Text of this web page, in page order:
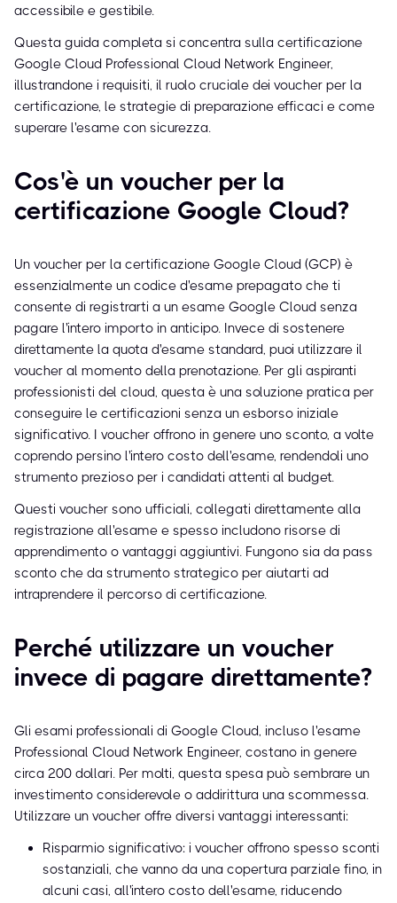
accessibile e gestibile.
Questa guida completa si concentra sulla certificazione
Google Cloud Professional Cloud Network Engineer,
illustrandone i requisiti, il ruolo cruciale dei voucher per la
certificazione, le strategie di preparazione efficaci e come
superare l'esame con sicurezza.
Cos'è un voucher per la
certificazione Google Cloud?
Un voucher per la certificazione Google Cloud (GCP) è
essenzialmente un codice d'esame prepagato che ti
consente di registrarti a un esame Google Cloud senza
pagare l'intero importo in anticipo. Invece di sostenere
direttamente la quota d'esame standard, puoi utilizzare il
voucher al momento della prenotazione. Per gli aspiranti
professionisti del cloud, questa è una soluzione pratica per
conseguire le certificazioni senza un esborso iniziale
significativo. I voucher offrono in genere uno sconto, a volte
coprendo persino l'intero costo dell'esame, rendendoli uno
strumento prezioso per i candidati attenti al budget.
Questi voucher sono ufficiali, collegati direttamente alla
registrazione all'esame e spesso includono risorse di
apprendimento o vantaggi aggiuntivi. Fungono sia da pass
sconto che da strumento strategico per aiutarti ad
intraprendere il percorso di certificazione.
Perché utilizzare un voucher
invece di pagare direttamente?
Gli esami professionali di Google Cloud, incluso l'esame
Professional Cloud Network Engineer, costano in genere
circa 200 dollari. Per molti, questa spesa può sembrare un
investimento considerevole o addirittura una scommessa.
Utilizzare un voucher offre diversi vantaggi interessanti:
Risparmio significativo: i voucher offrono spesso sconti
sostanziali, che vanno da una copertura parziale fino, in
alcuni casi, all'intero costo dell'esame, riducendo